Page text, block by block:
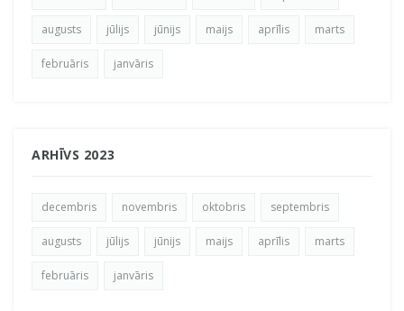
augusts jūlijs jūnijs maijs aprīlis marts
februāris janvāris
ARHĪVS 2023
decembris novembris oktobris septembris
augusts jūlijs jūnijs maijs aprīlis marts
februāris janvāris